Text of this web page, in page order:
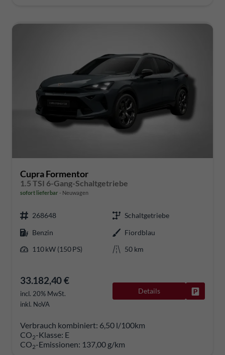
Cupra Formentor
1.5 TSI 6-Gang-Schaltgetriebe
sofort lieferbar Neuwagen
268648
Schaltgetriebe
Benzin
Fiordblau
110 kW (150 PS)
50 km
33.182,40 €
incl. 20% MwSt.
inkl. NoVA
Details
Verbrauch kombiniert: 6,50 l/100km
CO2-Klasse: E
CO2-Emissionen: 137,00 g/km